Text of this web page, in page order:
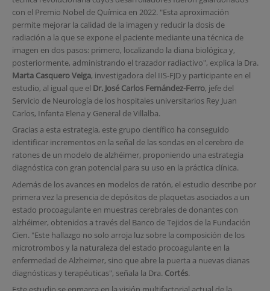
con el Premio Nobel de Química en 2022. "Esta aproximación
permite mejorar la calidad de la imagen y reducir la dosis de
radiación a la que se expone el paciente mediante una técnica de
imagen en dos pasos: primero, localizando la diana biológica y,
posteriormente, administrando el trazador radiactivo", explica la Dra.
Marta Casquero Veiga, investigadora del IIS-FJD y participante en el
estudio, al igual que el Dr. José Carlos Fernández-Ferro, jefe del
Servicio de Neurología de los hospitales universitarios Rey Juan
Carlos, Infanta Elena y General de Villalba.
Gracias a esta estrategia, este grupo científico ha conseguido
identificar incrementos en la señal de las sondas en el cerebro de
ratones de un modelo de alzhéimer, proponiendo una estrategia
diagnóstica con gran potencial para su uso en la práctica clínica.
Además de los avances en modelos de ratón, el estudio describe por
primera vez la presencia de depósitos de plaquetas asociados a un
estado procoagulante en muestras cerebrales de donantes con
alzhéimer, obtenidos a través del Banco de Tejidos de la Fundación
Cien. "Este hallazgo no solo arroja luz sobre la composición de los
microtrombos y la naturaleza del estado procoagulante en la
enfermedad de Alzheimer, sino que abre la puerta a nuevas dianas
diagnósticas y terapéuticas", señala la Dra. Cortés.